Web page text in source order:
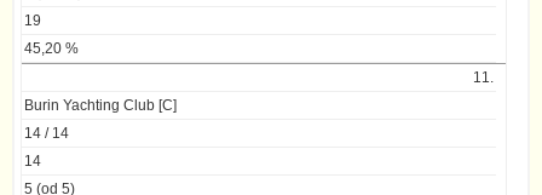
19
45,20 %
11.
Burin Yachting Club [C]
14 / 14
14
5 (od 5)